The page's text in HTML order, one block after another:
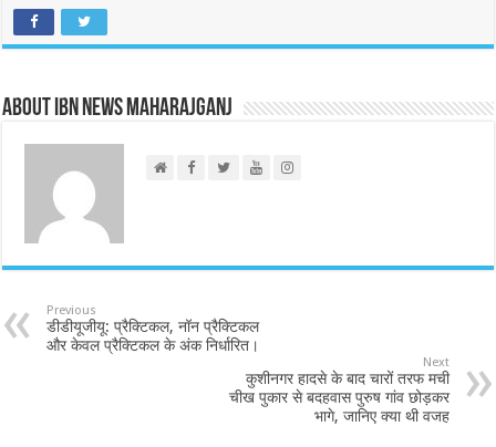
About IBN NEWS MAHARAJGANJ
Previous
डीडीयूजीयू: प्रैक्टिकल, नॉन प्रैक्टिकल
और केवल प्रैक्टिकल के अंक निर्धारित।
Next
कुशीनगर हादसे के बाद चारों तरफ मची
चीख पुकार से बदहवास पुरुष गांव छोड़कर
भागे, जानिए क्या थी वजह